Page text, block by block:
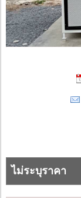
ไม่ระบุราคา